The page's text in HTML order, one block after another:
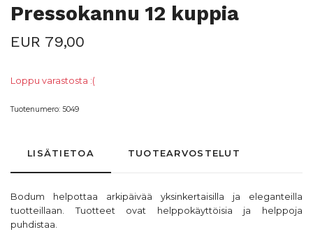
Pressokannu 12 kuppia
EUR 79,00
Loppu varastosta :(
Tuotenumero: 5049
LISÄTIETOA TUOTEARVOSTELUT
Bodum helpottaa arkipäivää yksinkertaisilla ja eleganteilla
tuotteillaan. Tuotteet ovat helppokäyttöisia ja helppoja
puhdistaa.